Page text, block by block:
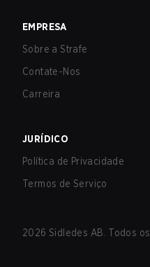
EMPRESA
Sobre a Strafe
Contate-Nos
Carreira
JURÍDICO
Política de Privacidade
Termos de Serviço
2026 Sidledes AB. Todos